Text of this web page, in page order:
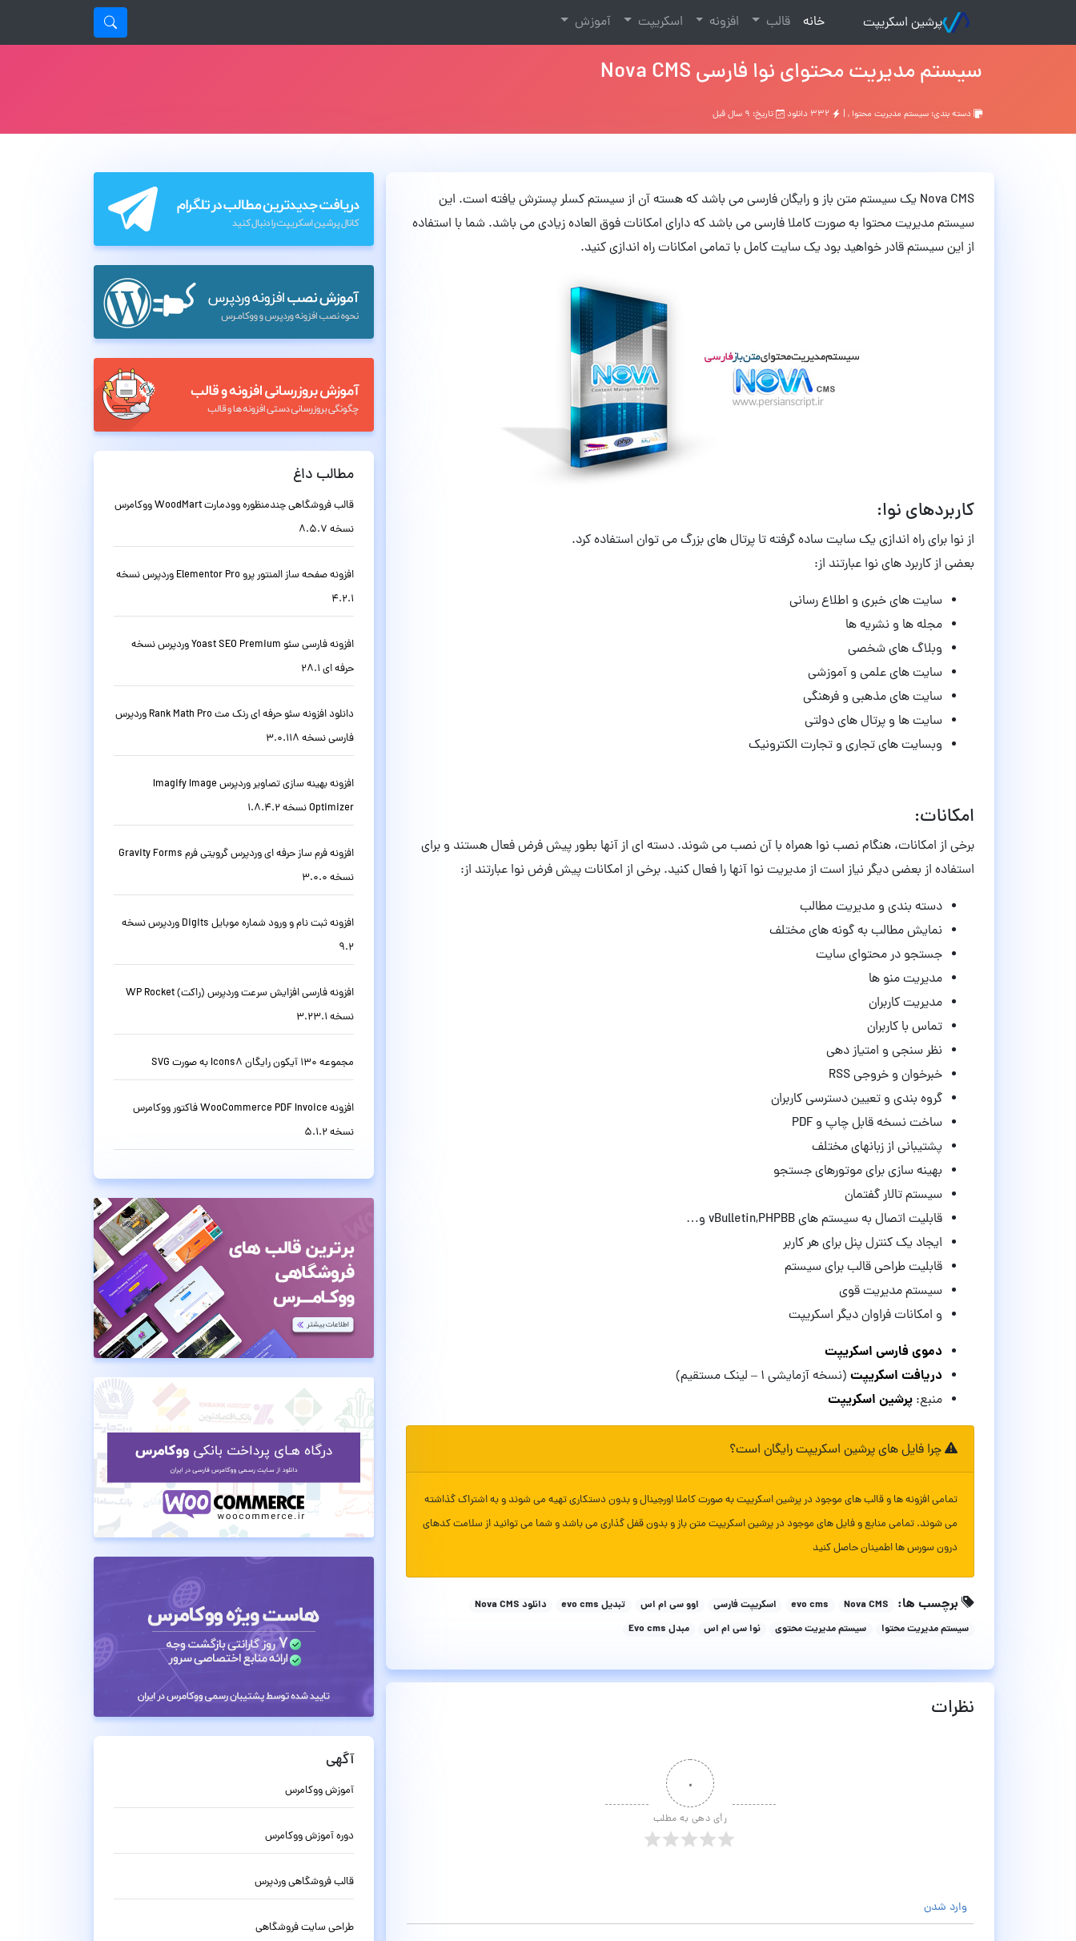
پرشین اسکریپت خانه
(current) قالب افزونه اسکریپت آموزش
سیستم مدیریت محتوای نوا فارسی Nova CMS
دسته بندی: سیستم مدیریت محتوا , | تاریخ: ۹ سال قبل
Nova CMS یک سیستم متن باز و رایگان فارسی می باشد که هسته آن از سیستم کسلر پسترش یافته است. این
سیستم مدیریت محتوا به صورت کاملا فارسی می باشد که دارای امکانات فوق العاده زیادی می باشد. شما با استفاده
از این سیستم قادر خواهید بود یک سایت کامل با تمامی امکانات راه اندازی کنید.
کاربردهای نوا:
از نوا برای راه اندازی یک سایت ساده گرفته تا پرتال های بزرگ می توان استفاده کرد.
بعضی از کاربرد های نوا عبارتند از:
سایت های خبری و اطلاع رسانی
مجله ها و نشریه ها
وبلاگ های شخصی
سایت های علمی و آموزشی
سایت های مذهبی و فرهنگی
سایت ها و پرتال های دولتی
وبسایت های تجاری و تجارت الکترونیک
امکانات:
برخی از امکانات، هنگام نصب نوا همراه با آن نصب می شوند. دسته ای از آنها بطور پیش فرض فعال هستند و برای
استفاده از بعضی دیگر نیاز است از مدیریت نوا آنها را فعال کنید. برخی از امکانات پیش فرض نوا عبارتند از:
دسته بندی و مدیریت مطالب
نمایش مطالب به گونه های مختلف
جستجو در محتوای سایت
مدیریت منو ها
مدیریت کاربران
تماس با کاربران
نظر سنجی و امتیاز دهی
خبرخوان و خروجی RSS
گروه بندی و تعیین دسترسی کاربران
ساخت نسخه قابل چاپ و PDF
پشتیبانی از زبانهای مختلف
بهینه سازی برای موتورهای جستجو
سیستم تالار گفتمان
قابلیت اتصال به سیستم های vBulletin,PHPBB و…
ایجاد یک کنترل پنل برای هر کاربر
قابلیت طراحی قالب برای سیستم
سیستم مدیریت قوی
و امکانات فراوان دیگر اسکریپت
دموی فارسی اسکریپت
دریافت اسکریپت (نسخه آزمایشی ۱ – لینک مستقیم)
منبع: پرشین اسکریپت
چرا فایل های پرشین اسکریپت رایگان است؟
تمامی افزونه ها و قالب های موجود در پرشین اسکریپت به صورت کاملا اورجینال و بدون دستکاری تهیه می شوند و به اشتراک گذاشته
می شوند. تمامی منابع و فایل های موجود در پرشین اسکریپت متن باز و بدون قفل گذاری می باشد و شما می توانید از سلامت کدهای
درون سورس ها اطمینان حاصل کنید
برچسب ها: Nova CMS
evo cms اسکریپت فارسی اوو سی ام اس تبدیل evo cms
دانلود Nova CMS
سیستم مدیریت محتوا
سیستم مدیریت محتوی نوا سی ام اس مبدل Evo cms
نظرات
۰
رأی دهی به مطلب
وارد شدن
مطالب داغ
قالب فروشگاهی چندمنظوره وودمارت WoodMart ووکامرس
نسخه 8.5.7
افزونه صفحه ساز المنتور پرو Elementor Pro وردپرس نسخه
4.2.1
افزونه فارسی سئو Yoast SEO Premium وردپرس نسخه
حرفه ای 28.1
دانلود افزونه سئو حرفه ای رنک مث Rank Math Pro وردپرس
فارسی نسخه 3.0.118
افزونه بهینه سازی تصاویر وردپرس Imagify Image
Optimizer نسخه 1.8.4.2
افزونه فرم ساز حرفه ای وردپرس گرویتی فرم Gravity Forms
نسخه 3.0.0
افزونه ثبت نام و ورود شماره موبایل Digits وردپرس نسخه
9.2
افزونه فارسی افزایش سرعت وردپرس (راکت) WP Rocket
نسخه 3.23.1
مجموعه 130 آیکون رایگان Icons8 به صورت SVG
افزونه WooCommerce PDF Invoice فاکتور ووکامرس
نسخه 5.1.2
آگهی
آموزش ووکامرس
دوره آموزش ووکامرس
قالب فروشگاهی وردپرس
طراحی سایت فروشگاهی